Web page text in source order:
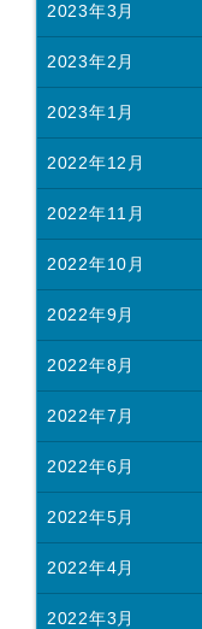
2023年3月
2023年2月
2023年1月
2022年12月
2022年11月
2022年10月
2022年9月
2022年8月
2022年7月
2022年6月
2022年5月
2022年4月
2022年3月